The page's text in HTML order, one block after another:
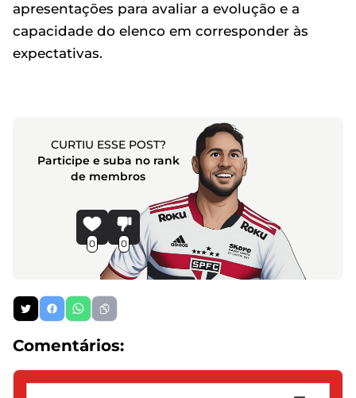
apresentações para avaliar a evolução e a
capacidade do elenco em corresponder às
expectativas.
CURTIU ESSE POST?
Participe e suba no rank
de membros
0 0
Comentários: